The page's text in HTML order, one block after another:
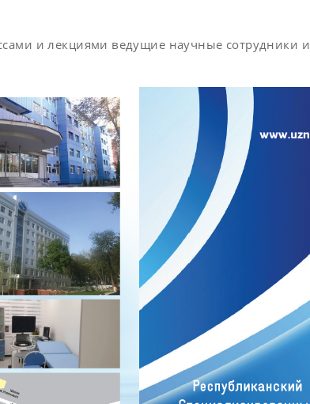
и лекциями ведущие научные сотрудники и